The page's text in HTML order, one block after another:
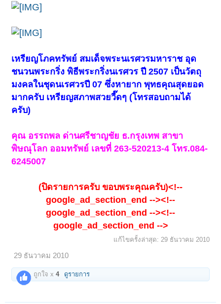
เหรียญโภคทรัพย์ สมเด็จพระนเรศวรมหาราช อุด
ชนวนพระกริ่ง พิธีพระกริ่งนเรศวร ปี 2507 เป็นวัตถุ
มงคลในชุดนเรศวรปี 07 ซึ่งหายาก พุทธคุณสุดยอด
มากครับ เหรียญสภาพสวยวี๊ดๆ (โทรสอบถามได้
ครับ)
คุณ อรรถพล ด่านศรีชาญชัย ธ.กรุงเทพ สาขา
พิษณุโลก ออมทรัพย์ เลขที่ 263-520213-4 โทร.084-
6245007
(ปิดรายการครับ ขอบพระคุณครับ)<!--
google_ad_section_end --><!--
google_ad_section_end --><!--
google_ad_section_end -->
แก้ไขครั้งล่าสุด: 29 ธันวาคม 2010
29 ธันวาคม 2010
ถูกใจ x4 ดูรายการ